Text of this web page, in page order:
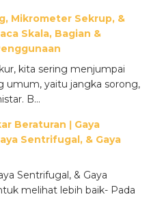
Mikrometer Sekrup, &
Skala, Bagian &
kita sering menjumpai
umum, yaitu jangka sorong,
B...
Beraturan ǀ Gaya
Sentrifugal, & Gaya
Sentrifugal, & Gaya
melihat lebih baik- Pada